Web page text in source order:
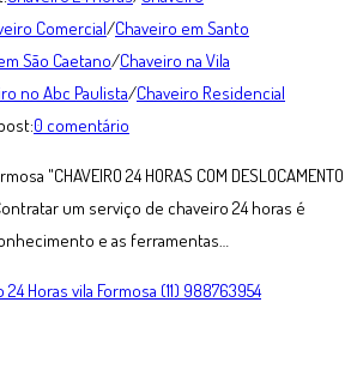
Comercial/Chaveiro em Santo
São Caetano/Chaveiro na Vila
no Abc Paulista/Chaveiro Residencial
0 comentário
"CHAVEIRO 24 HORAS COM DESLOCAMENTO
Contratar um serviço de chaveiro 24 horas é
e as ferramentas…
24 Horas vila Formosa (11) 988763954